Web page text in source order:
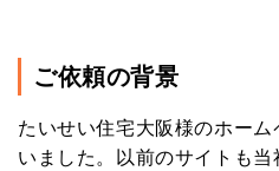
ご依頼の背景
たいせい住宅大阪様のホー
いました。以前のサイトも